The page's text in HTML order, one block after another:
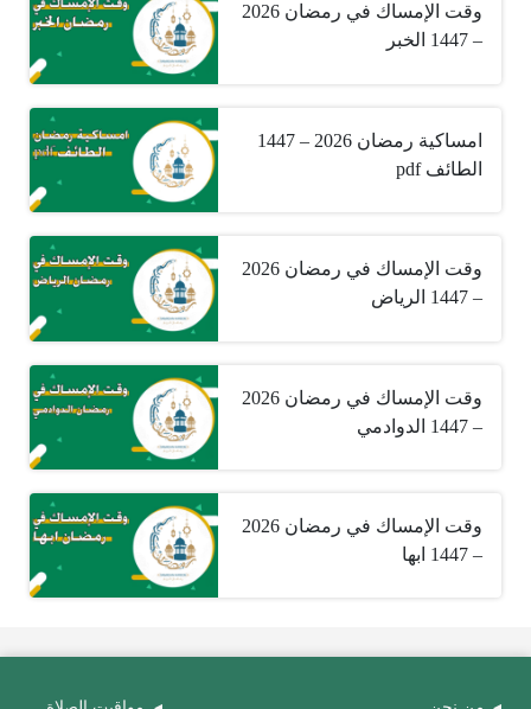
وقت الإمساك في رمضان 2026
– 1447 الخبر
امساكية رمضان 2026 – 1447
الطائف pdf
وقت الإمساك في رمضان 2026
– 1447 الرياض
وقت الإمساك في رمضان 2026
– 1447 الدوادمي
وقت الإمساك في رمضان 2026
– 1447 ابها